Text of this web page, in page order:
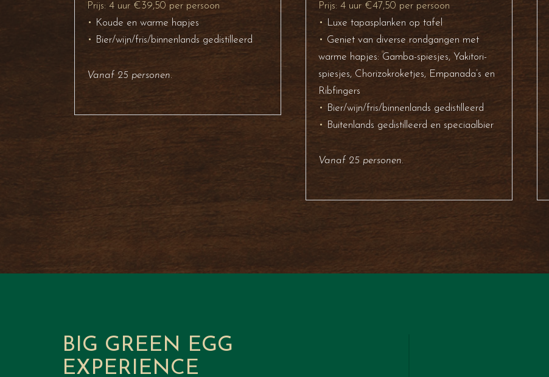
Prijs: 4 uur €39,50 per persoon
•
Koude en warme hapjes
•
Bier/wijn/fris/binnenlands gedistilleerd
Vanaf 25 personen.
Prijs: 4 uur €47,50 per persoon
•
Luxe tapasplanken op tafel
• Geniet van diverse rondgangen met
warme hapjes: Gamba-spiesjes, Yakitori-
spiesjes, Chorizokroketjes, Empanada’s en
Ribfingers
•
Bier/wijn/fris/binnenlands gedistilleerd
•
Buitenlands gedistilleerd en speciaalbier
Vanaf 25 personen.
BIG GREEN EGG
EXPERIENCE